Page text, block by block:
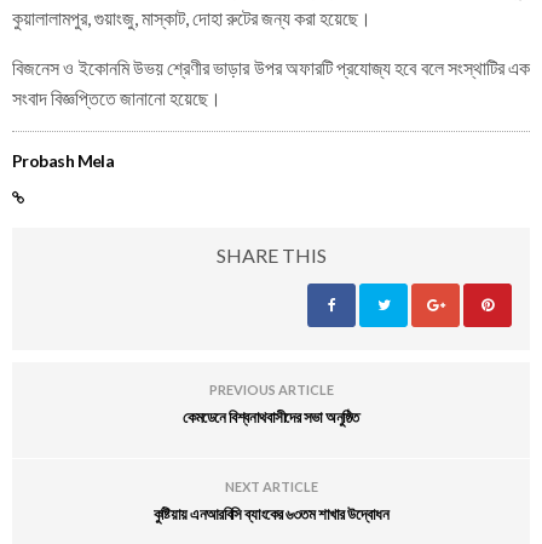
কুয়ালালামপুর, গুয়াংজু, মাস্কাট, দোহা রুটের জন্য করা হয়েছে।
বিজনেস ও ইকোনমি উভয় শ্রেণীর ভাড়ার উপর অফারটি প্রযোজ্য হবে বলে সংস্থাটির এক
সংবাদ বিজ্ঞপ্তিতে জানানো হয়েছে।
Probash Mela
SHARE THIS
PREVIOUS ARTICLE
কেমডেনে বিশ্বনাথবাসীদের সভা অনুষ্ঠিত
NEXT ARTICLE
কুষ্টিয়ায় এনআরবিসি ব্যাংকের ৬৩তম শাখার উদ্বোধন